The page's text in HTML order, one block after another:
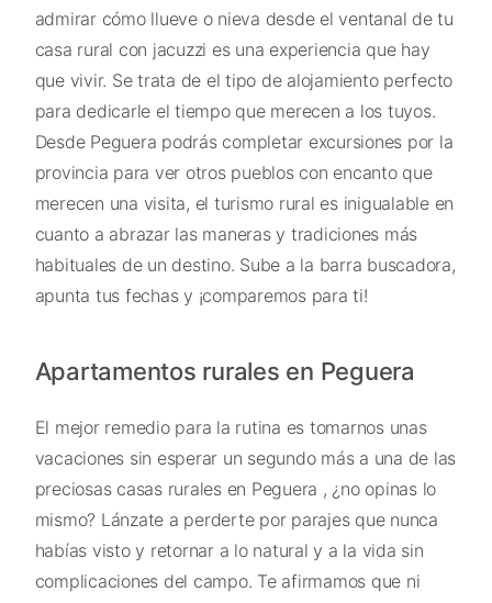
admirar cómo llueve o nieva desde el ventanal de tu
casa rural con jacuzzi es una experiencia que hay
que vivir. Se trata de el tipo de alojamiento perfecto
para dedicarle el tiempo que merecen a los tuyos.
Desde Peguera podrás completar excursiones por la
provincia para ver otros pueblos con encanto que
merecen una visita, el turismo rural es inigualable en
cuanto a abrazar las maneras y tradiciones más
habituales de un destino. Sube a la barra buscadora,
apunta tus fechas y ¡comparemos para ti!
Apartamentos rurales en Peguera
El mejor remedio para la rutina es tomarnos unas
vacaciones sin esperar un segundo más a una de las
preciosas casas rurales en Peguera , ¿no opinas lo
mismo? Lánzate a perderte por parajes que nunca
habías visto y retornar a lo natural y a la vida sin
complicaciones del campo. Te afirmamos que ni